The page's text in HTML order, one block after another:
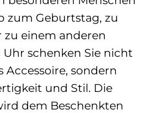
zum Geburtstag, zu
einem anderen
Uhr schenken Sie nicht
sondern
und Stil. Die
dem Beschenkten